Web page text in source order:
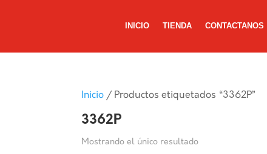
INICIO TIENDA CONTACTANOS
Inicio / Productos etiquetados “3362P”
3362P
Mostrando el único resultado